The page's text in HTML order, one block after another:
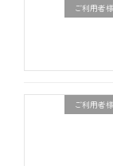
ご利用者
ご利用者